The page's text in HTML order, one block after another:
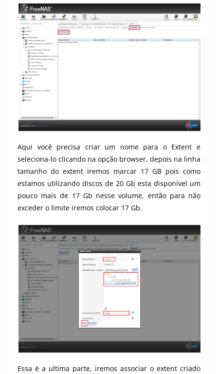
Aqui você precisa criar um nome para o Extent e
seleciona-lo clicando na opção browser, depois na linha
tamanho do extent iremos marcar 17 GB pois como
estamos utilizando discos de 20 Gb esta disponível um
pouco mais de 17 Gb nesse volume, então para não
exceder o limite iremos colocar 17 Gb.
Essa é a ultima parte, iremos associar o extent criado